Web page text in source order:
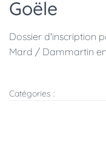
Goële
Dossier d'inscription
Mard / Dammartin
Catégories :